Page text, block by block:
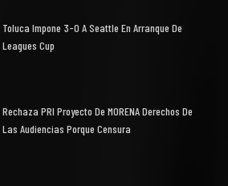
Toluca Impone 3-0 A Seattle En Arranque De
Leagues Cup
Rechaza PRI Proyecto De MORENA Derechos De
Las Audiencias Porque Censura